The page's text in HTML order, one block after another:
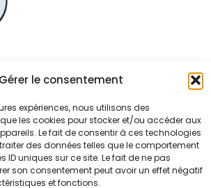
Gérer le consentement
expériences, nous utilisons des
les cookies pour stocker et/ou accéder aux
Le fait de consentir à ces technologies
des données telles que le comportement
ID uniques sur ce site. Le fait de ne pas
son consentement peut avoir un effet négatif
et fonctions.
rue de Bellevue
COLOMBES